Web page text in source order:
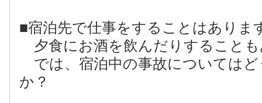
■宿泊先で仕事をすることはありま
夕食にお酒を飲んだりすること
では、宿泊中の事故については
か？